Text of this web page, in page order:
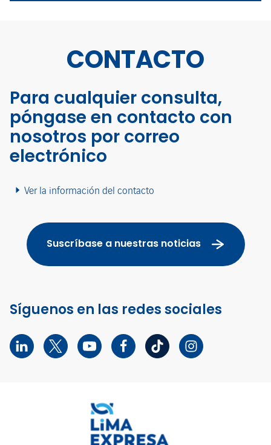
CONTACTO
Para cualquier consulta,
póngase en contacto con
nosotros por correo
electrónico
Ver la información del contacto
Suscríbase a nuestras noticias
Síguenos en las redes sociales